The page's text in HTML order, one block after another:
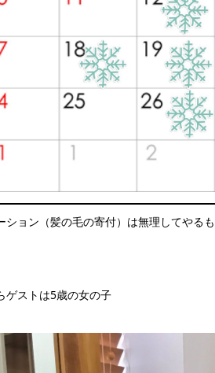
ション（髪の毛の寄付）は無理してやる
ゲストは5歳の女の子